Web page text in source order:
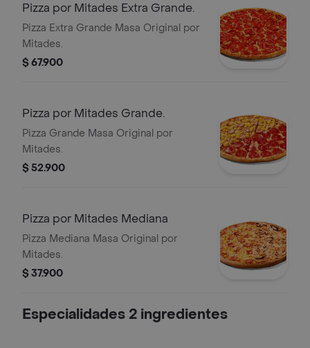
Pizza por Mitades Extra Grande.
Pizza Extra Grande Masa Original por
Mitades.
$ 67.900
Pizza por Mitades Grande.
Pizza Grande Masa Original por
Mitades.
$ 52.900
Pizza por Mitades Mediana
Pizza Mediana Masa Original por
Mitades.
$ 37.900
Especialidades 2 ingredientes